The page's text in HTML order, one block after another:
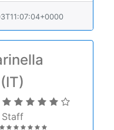
(IT)
Staff